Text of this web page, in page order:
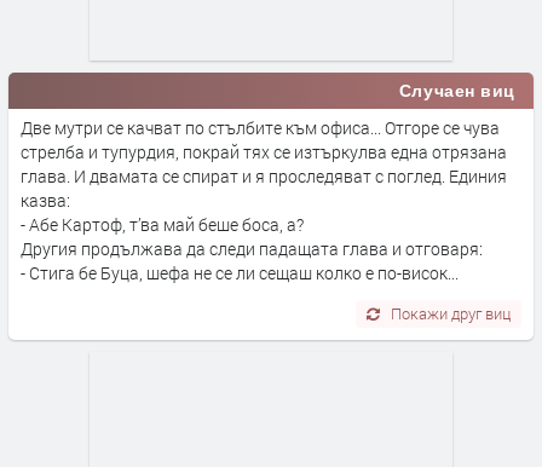
Случаен виц
Две мутри се качват по стълбите към офиса... Отгоре се чува
стрелба и тупурдия, покрай тях се изтъркулва една отрязана
глава. И двамата се спират и я проследяват с поглед. Единия
казва:
- Абе Картоф, т’ва май беше боса, а?
Другия продължава да следи падащата глава и отговаря:
- Стига бе Буца, шефа не се ли сещаш колко е по-висок...
Покажи друг виц